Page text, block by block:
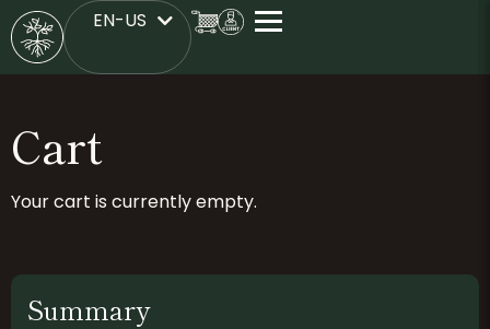
EN-US
FR
Payment
Cart
Your cart is currently empty.
Summary